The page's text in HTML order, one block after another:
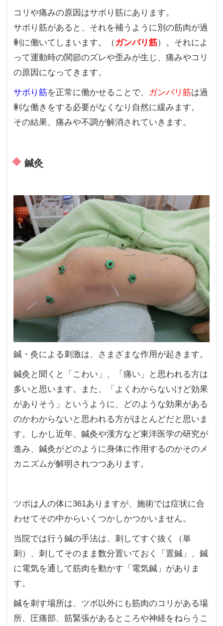
コリや痛みの原因はサボり筋にあります。
サボり筋があると、それを補うように別の筋肉が過
剰に働いてしまいます。（ガンバリ筋）。それによ
って運動時の関節のズレや歪みが生じ、痛みやコリ
の原因になってきます。
サボり筋を正常に働かせることで、 ガンバリ筋は過
剰な働きをする必要がなくなり自然に緩みます。
その結果、痛みや不調が解消されていきます。
鍼灸
鍼・灸による刺激は、さまざまな作用が起きます。
鍼灸と聞くと「こわい」、「痛い」と思われる方は
多いと思います。また、「よくわからないけど効果
がありそう」というように、どのような効果がある
のかわからないと思われる方がほとんどだと思いま
す。しかし近年、鍼灸や漢方など東洋医学の研究が
進み、鍼灸がどのように身体に作用するのかそのメ
カニズムが解明されつつあります。
ツボは人の体に361ありますが、施術では症状に合
わせてその中からいくつかしかつかいません。
当院では行う鍼の手法は、刺してすぐ抜く（単
刺）、刺してそのまま数分置いておく「置鍼」、鍼
に電気を通して筋肉を動かす「電気鍼」がありま
す。
鍼を刺す場所は、ツボ以外にも筋肉のコリがある場
所、圧痛部、筋緊張があるところや神経をねらうこ